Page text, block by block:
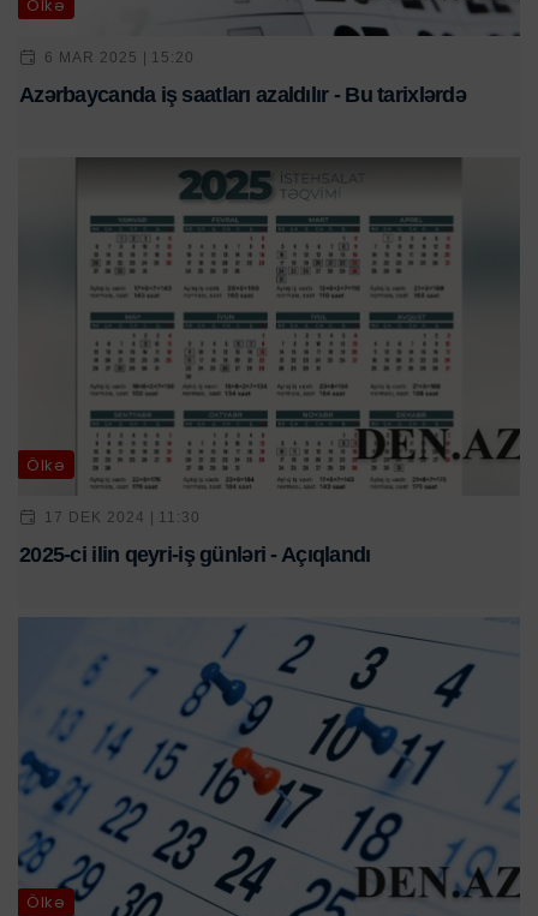
Ölkə
6 MAR 2025 | 15:20
Azərbaycanda iş saatları azaldılır - Bu tarixlərdə
Ölkə
17 DEK 2024 | 11:30
2025-ci ilin qeyri-iş günləri - Açıqlandı
Ölkə